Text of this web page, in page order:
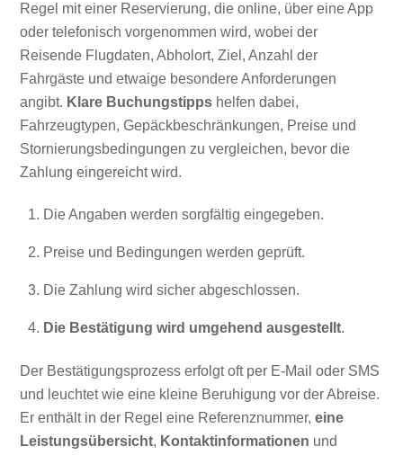
Regel mit einer Reservierung, die online, über eine App
oder telefonisch vorgenommen wird, wobei der
Reisende Flugdaten, Abholort, Ziel, Anzahl der
Fahrgäste und etwaige besondere Anforderungen
angibt. Klare Buchungstipps helfen dabei,
Fahrzeugtypen, Gepäckbeschränkungen, Preise und
Stornierungsbedingungen zu vergleichen, bevor die
Zahlung eingereicht wird.
Die Angaben werden sorgfältig eingegeben.
Preise und Bedingungen werden geprüft.
Die Zahlung wird sicher abgeschlossen.
Die Bestätigung wird umgehend ausgestellt.
Der Bestätigungsprozess erfolgt oft per E-Mail oder SMS
und leuchtet wie eine kleine Beruhigung vor der Abreise.
Er enthält in der Regel eine Referenznummer,eine
Leistungsübersicht, Kontaktinformationen und